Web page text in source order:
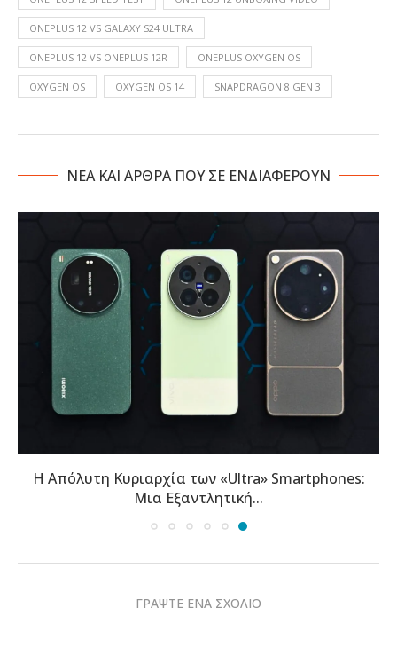
ONEPLUS 12 VS GALAXY S24 ULTRA
ONEPLUS 12 VS ONEPLUS 12R ONEPLUS OXYGEN OS
OXYGEN OS OXYGEN OS 14 SNAPDRAGON 8 GEN 3
NΕΑ ΚΑΙ ΑΡΘΡΑ ΠΟΥ ΣΕ ΕΝΔΙΑΦΕΡΟΥΝ
Η Απόλυτη Κυριαρχία των «Ultra» Smartphones:
Μια Εξαντλητική...
ΓΡΑΨΤΕ ΕΝΑ ΣΧΟΛΙΟ